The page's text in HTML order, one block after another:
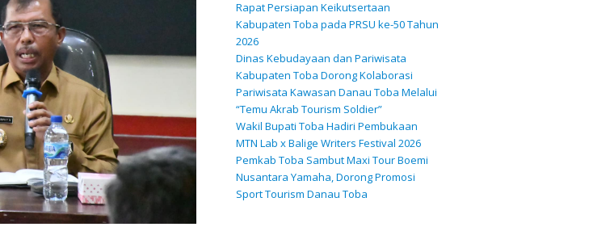
Rapat Persiapan Keikutsertaan
Kabupaten Toba pada PRSU ke-50 Tahun
2026
Dinas Kebudayaan dan Pariwisata
Kabupaten Toba Dorong Kolaborasi
Pariwisata Kawasan Danau Toba Melalui
“Temu Akrab Tourism Soldier”
Wakil Bupati Toba Hadiri Pembukaan
MTN Lab x Balige Writers Festival 2026
Pemkab Toba Sambut Maxi Tour Boemi
Nusantara Yamaha, Dorong Promosi
Sport Tourism Danau Toba